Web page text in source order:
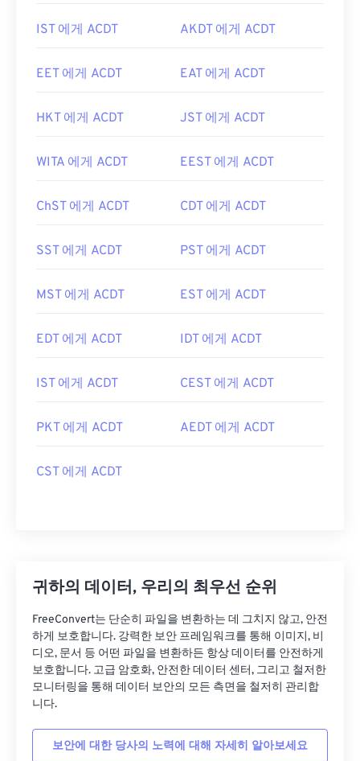
IST 에게 ACDT AKDT 에게 ACDT
EET 에게 ACDT EAT 에게 ACDT
HKT 에게 ACDT JST 에게 ACDT
WITA 에게 ACDT EEST 에게 ACDT
ChST 에게 ACDT CDT 에게 ACDT
SST 에게 ACDT PST 에게 ACDT
MST 에게 ACDT EST 에게 ACDT
EDT 에게 ACDT IDT 에게 ACDT
IST 에게 ACDT CEST 에게 ACDT
PKT 에게 ACDT AEDT 에게 ACDT
CST 에게 ACDT
귀하의 데이터, 우리의 최우선 순위
FreeConvert는 단순히 파일을 변환하는 데 그치지 않고, 안전
하게 보호합니다. 강력한 보안 프레임워크를 통해 이미지, 비
디오, 문서 등 어떤 파일을 변환하든 항상 데이터를 안전하게
보호합니다. 고급 암호화, 안전한 데이터 센터, 그리고 철저한
모니터링을 통해 데이터 보안의 모든 측면을 철저히 관리합
니다.
보안에 대한 당사의 노력에 대해 자세히 알아보세요